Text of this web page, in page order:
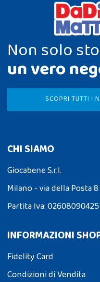
Non solo
un vero
SCOPRI TUTTI I
CHI SIAMO
Giocabene S.r.l.
Milano - via della Posta 8
Partita Iva: 02608090425
INFORMAZIONI
Fidelity Card
Condizioni di Vendita